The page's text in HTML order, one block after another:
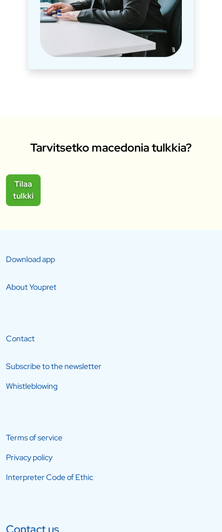
Tarvitsetko macedonia tulkkia?
Tilaa
tulkki
Download app
About Youpret
Contact
Subscribe to the newsletter
Whistleblowing
Terms of service
Privacy policy
Interpreter Code of Ethic